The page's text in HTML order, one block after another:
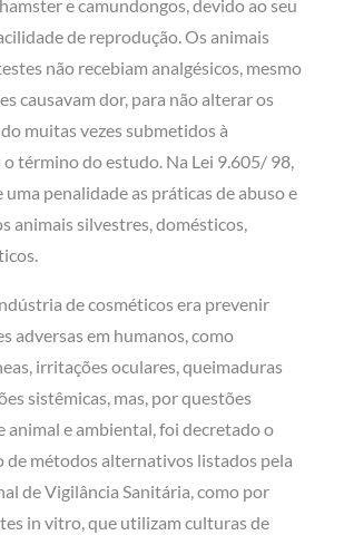
e camundongos, devido ao seu
de reprodução. Os animais
não recebiam analgésicos, mesmo
causavam dor, para não alterar os
muitas vezes submetidos à
o término do estudo. Na Lei 9.605/ 98,
penalidade as práticas de abuso e
animais silvestres, domésticos,
de cosméticos era prevenir
adversas em humanos, como
irritações oculares, queimaduras
sistêmicas, mas, por questões
animal e ambiental, foi decretado o
de métodos alternativos listados pela
de Vigilância Sanitária, como por
in vitro, que utilizam culturas de